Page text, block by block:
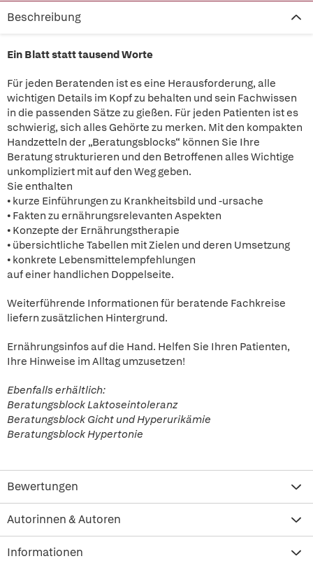
Beschreibung
Ein Blatt statt tausend Worte
Für jeden Beratenden ist es eine Herausforderung, alle
wichtigen Details im Kopf zu behalten und sein Fachwissen
in die passenden Sätze zu gießen. Für jeden Patienten ist es
schwierig, sich alles Gehörte zu merken. Mit den kompakten
Handzetteln der „Beratungsblocks“ können Sie Ihre
Beratung strukturieren und den Betroffenen alles Wichtige
unkompliziert mit auf den Weg geben.
Sie enthalten
• kurze Einführungen zu Krankheitsbild und -ursache
• Fakten zu ernährungsrelevanten Aspekten
• Konzepte der Ernährungstherapie
• übersichtliche Tabellen mit Zielen und deren Umsetzung
• konkrete Lebensmittelempfehlungen
auf einer handlichen Doppelseite.
Weiterführende Informationen für beratende Fachkreise
liefern zusätzlichen Hintergrund.
Ernährungsinfos auf die Hand. Helfen Sie Ihren Patienten,
Ihre Hinweise im Alltag umzusetzen!
Ebenfalls erhältlich:
Beratungsblock Laktoseintoleranz
Beratungsblock Gicht und Hyperurikämie
Beratungsblock Hypertonie
Bewertungen
Autorinnen & Autoren
Informationen